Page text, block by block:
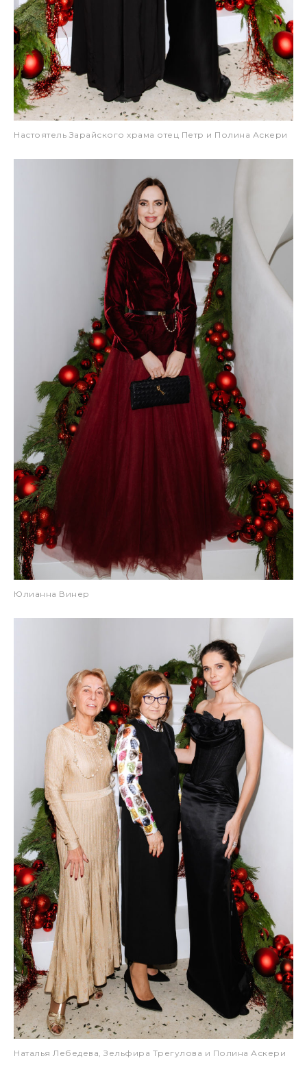
Настоятель Зарайского храма отец Петр и Полина Аскери
Юлианна Винер
Наталья Лебедева, Зельфира Трегулова и Полина Аскери